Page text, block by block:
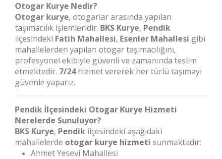
Otogar Kurye Nedir?
Otogar kurye, otogarlar arasında yapılan
taşımacılık işlemleridir. BKS Kurye, Pendik
ilçesindeki Fatih Mahallesi, Esenler Mahallesi gibi
mahallelerden yapılan otogar taşımacılığını,
profesyonel ekibiyle güvenli ve zamanında teslim
etmektedir. 7/24hizmet vererek her türlü taşımayı
güvenle yaparız.
Pendik İlçesindeki Otogar Kurye Hizmeti
Nerelerde Sunuluyor?
BKS Kurye, Pendik ilçesindeki aşağıdaki
mahallelerde otogar kurye hizmeti sunmaktadır:
Ahmet Yesevi Mahallesi